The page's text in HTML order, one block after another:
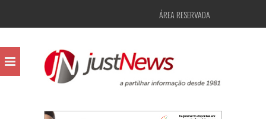
ÁREA RESERVADA